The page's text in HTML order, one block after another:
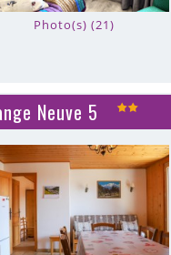
Photo(s) (21)
Neuve 5